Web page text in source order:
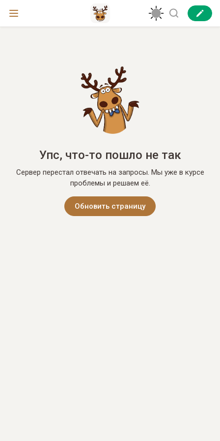
Упс, что-то пошло не так
Сервер перестал отвечать на запросы. Мы уже в курсе
проблемы и решаем её.
Обновить страницу